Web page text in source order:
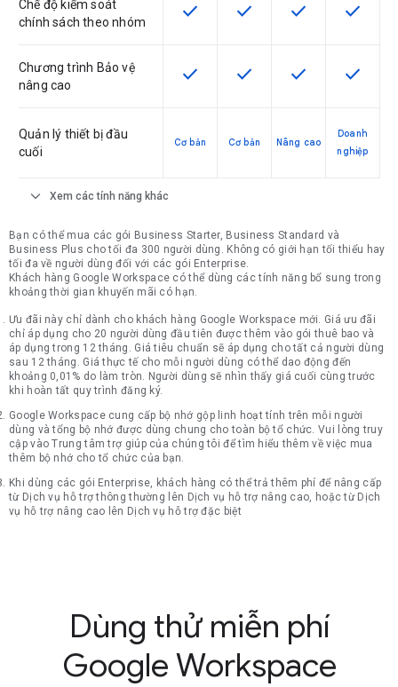
Chế độ kiểm soát
chính sách theo nhóm
SKU có hỗ trợ tính năng này
check SKU có hỗ trợ tính năng
check SKU có hỗ trợ
check SKU có
check
Chương trình Bảo vệ
nâng cao
SKU có hỗ trợ tính năng này
check SKU có hỗ trợ tính năng
check SKU có hỗ trợ
check SKU có
check
Quản lý thiết bị đầu
cuối
Cơ bản Cơ bản Nâng cao
Doanh
nghiệp
expand_more Xem các tính năng khác
Bạn có thể mua các gói Business Starter, Business Standard và
Business Plus cho tối đa 300 người dùng. Không có giới hạn tối thiểu hay
tối đa về người dùng đối với các gói Enterprise.
Khách hàng Google Workspace có thể dùng các tính năng bổ sung trong
khoảng thời gian khuyến mãi có hạn.
Ưu đãi này chỉ dành cho khách hàng Google Workspace mới. Giá ưu đãi
chỉ áp dụng cho 20 người dùng đầu tiên được thêm vào gói thuê bao và
áp dụng trong 12 tháng. Giá tiêu chuẩn sẽ áp dụng cho tất cả người dùng
sau 12 tháng. Giá thực tế cho mỗi người dùng có thể dao động đến
khoảng 0,01% do làm tròn. Người dùng sẽ nhìn thấy giá cuối cùng trước
khi hoàn tất quy trình đăng ký.
Google Workspace cung cấp bộ nhớ gộp linh hoạt tính trên mỗi người
dùng và tổng bộ nhớ được dùng chung cho toàn bộ tổ chức. Vui lòng truy
cập vào Trung tâm trợ giúp của chúng tôi để tìm hiểu thêm về việc mua
thêm bộ nhớ cho tổ chức của bạn.
Khi dùng các gói Enterprise, khách hàng có thể trả thêm phí để nâng cấp
từ Dịch vụ hỗ trợ thông thường lên Dịch vụ hỗ trợ nâng cao, hoặc từ Dịch
vụ hỗ trợ nâng cao lên Dịch vụ hỗ trợ đặc biệt
Dùng thử miễn phí
Google Workspace